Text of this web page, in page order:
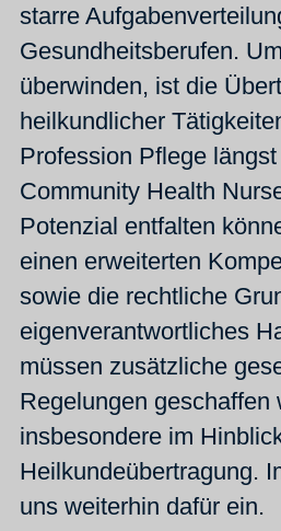
starre
Gesundheitsberufen.
überwinden, ist die
heilkundlicher
Profession Pflege
Community Health
Potenzial entfalten
einen erweiterten
sowie die rechtliche
eigenverantwortliches
müssen zusätzliche
Regelungen geschaffen
insbesondere im
Heilkundeübertragung.
uns weiterhin dafür ein.